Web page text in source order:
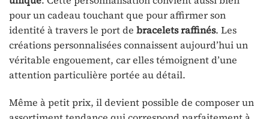
pour un cadeau touchant que pour affirmer son
identité à travers le port de bracelets raffinés. Les
créations personnalisées connaissent aujourd’hui un
véritable engouement, car elles témoignent d’une
attention particulière portée au détail.
Même à petit prix, il devient possible de composer un